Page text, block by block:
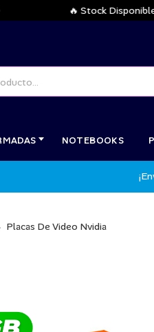
🔥 Stock Disponible
NOTEBOOKS
Placas De Video Nvidia